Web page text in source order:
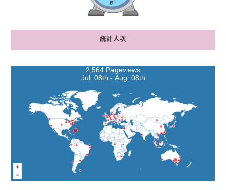
統計人次
2,564 Pageviews
Jul. 08th - Aug. 08th